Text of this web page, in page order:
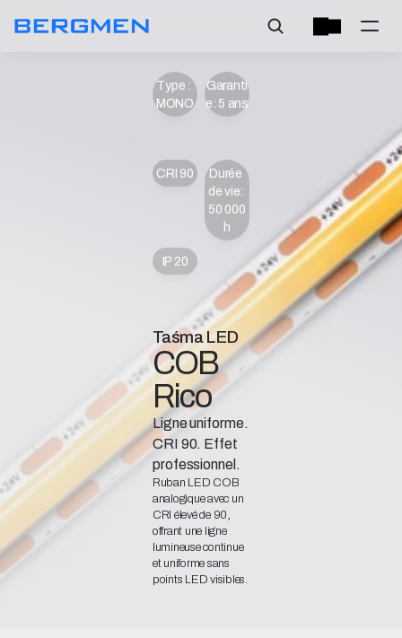
Durée
de vie:
50 000
h
Garanti
e: 5 ans
Type :
MONO
IP 20
CRI 90
Taśma LED
COB
Rico
Ligne uniforme.
CRI 90. Effet
professionnel.
Ruban LED COB
analogique avec un
CRI élevé de 90,
offrant une ligne
lumineuse continue
et uniforme sans
points LED visibles.